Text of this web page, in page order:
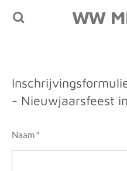
Ga
hoofdinhoud
WW
- Nieuwjaarsfeest
Naam *